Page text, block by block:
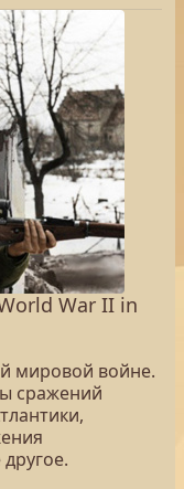
War II in
мировой войне.
сражений